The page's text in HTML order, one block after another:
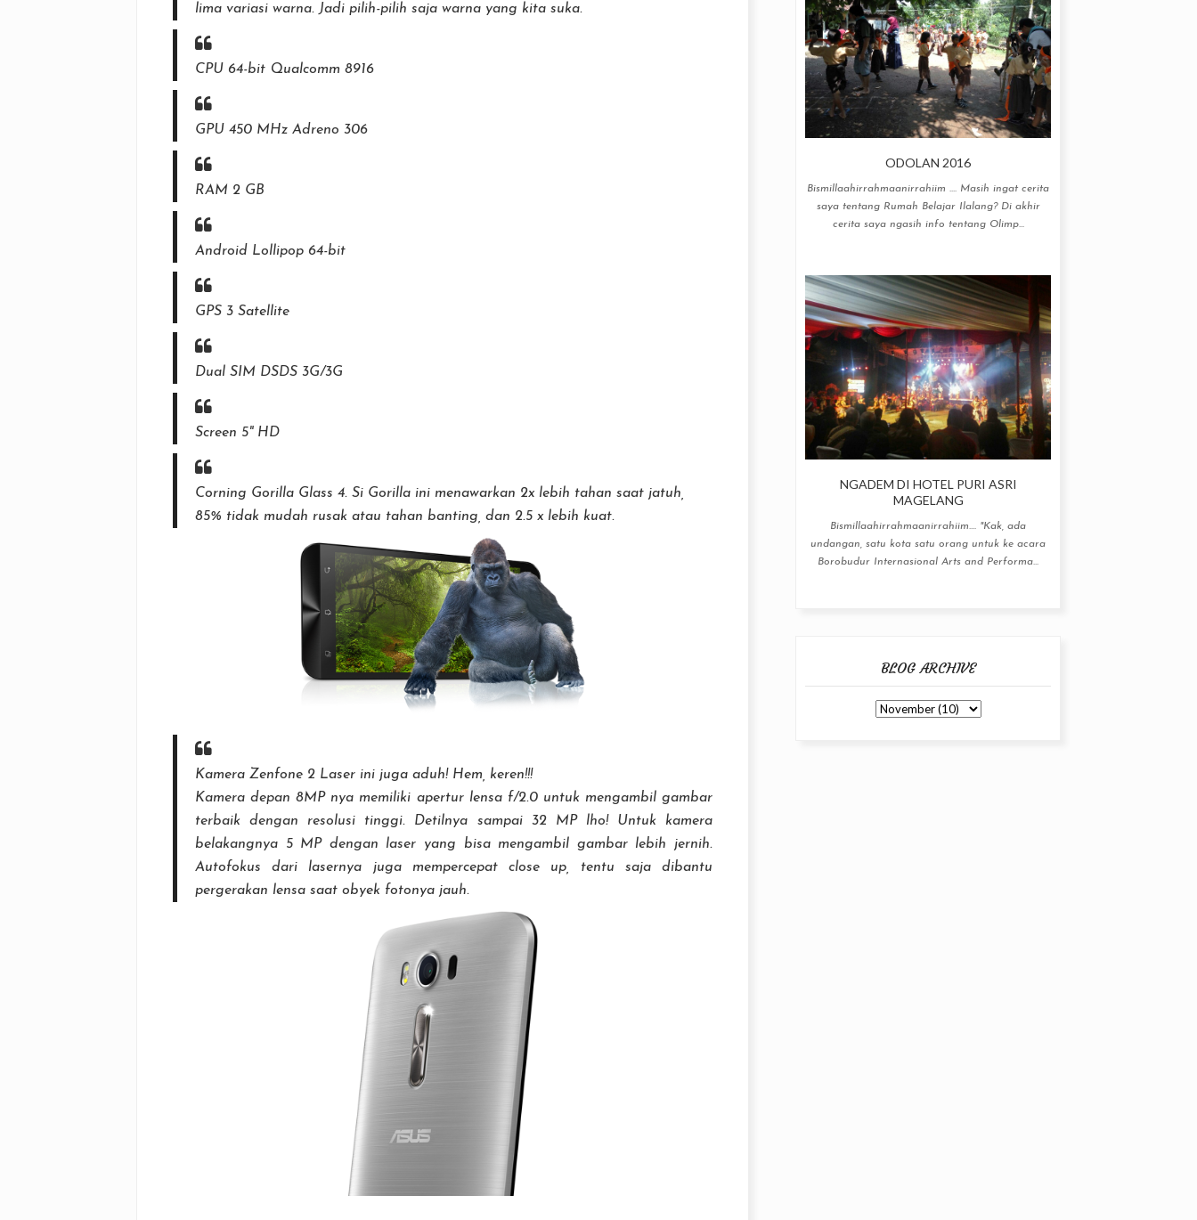
lima variasi warna. Jadi pilih-pilih saja warna yang kita suka.
CPU 64-bit Qualcomm 8916
GPU 450 MHz Adreno 306
RAM 2 GB
Android Lollipop 64-bit
GPS 3 Satellite
Dual SIM DSDS 3G/3G
Screen 5" HD
Corning Gorilla Glass 4. Si Gorilla ini menawarkan 2x lebih tahan saat jatuh,
85% tidak mudah rusak atau tahan banting, dan 2.5 x lebih kuat.
Kamera Zenfone 2 Laser ini juga aduh! Hem, keren!!!
Kamera depan 8MP nya memiliki apertur lensa f/2.0 untuk mengambil gambar
terbaik dengan resolusi tinggi. Detilnya sampai 32 MP lho! Untuk kamera
belakangnya 5 MP dengan laser yang bisa mengambil gambar lebih jernih.
Autofokus dari lasernya juga mempercepat close up, tentu saja dibantu
pergerakan lensa saat obyek fotonya jauh.
ODOLAN 2016
Bismillaahirrahmaanirrahiim .... Masih ingat cerita
saya tentang Rumah Belajar Ilalang? Di akhir
cerita saya ngasih info tentang Olimp...
NGADEM DI HOTEL PURI ASRI
MAGELANG
Bismillaahirrahmaanirrahiim.... "Kak, ada
undangan, satu kota satu orang untuk ke acara
Borobudur Internasional Arts and Performa...
BLOG ARCHIVE